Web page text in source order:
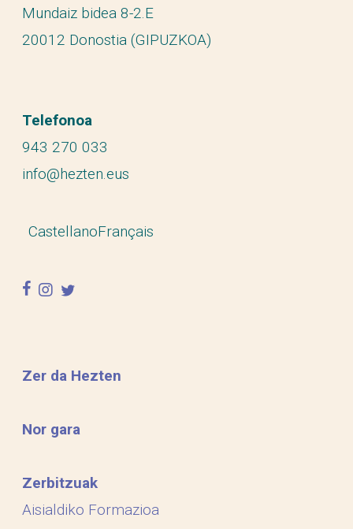
Mundaiz bidea 8-2.E
20012 Donostia (GIPUZKOA)
Telefonoa
943 270 033
info@hezten.eus
CastellanoFrançais
facebook
instagram
twitter
Zer da Hezten
Nor gara
Zerbitzuak
Aisialdiko Formazioa